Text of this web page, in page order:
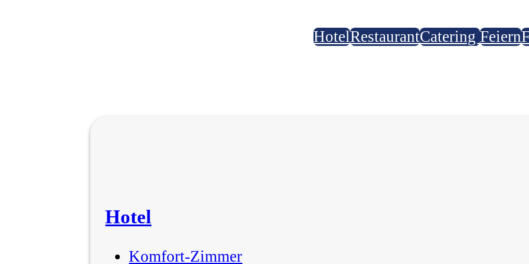
HotelRestaurantCateringFeiern
Hotel
Komfort-Zimmer